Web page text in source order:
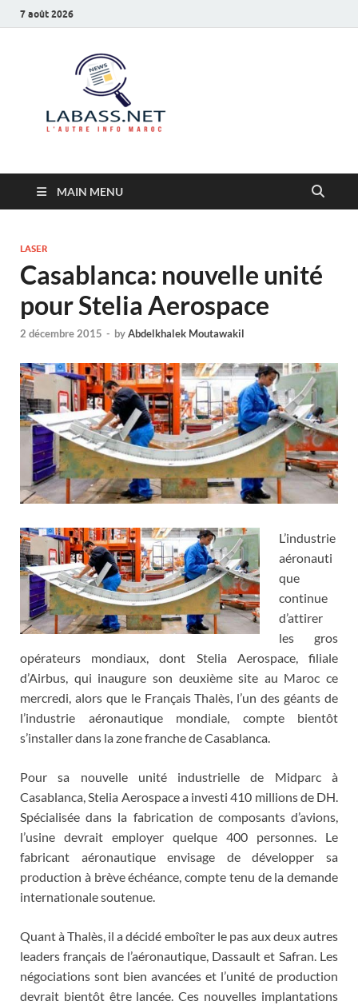
7 août 2026
MAIN MENU
LASER
Casablanca: nouvelle unité
pour Stelia Aerospace
2 décembre 2015 - byAbdelkhalek Moutawakil
L’industrie
aéronauti
que
continue
d’attirer
les gros
opérateurs mondiaux, dont Stelia Aerospace, filiale
d’Airbus, qui inaugure son deuxième site au Maroc ce
mercredi, alors que le Français Thalès, l’un des géants de
l’industrie aéronautique mondiale, compte bientôt
s’installer dans la zone franche de Casablanca.
Pour sa nouvelle unité industrielle de Midparc à
Casablanca, Stelia Aerospace a investi 410 millions de DH.
Spécialisée dans la fabrication de composants d’avions,
l’usine devrait employer quelque 400 personnes. Le
fabricant aéronautique envisage de développer sa
production à brève échéance, compte tenu de la demande
internationale soutenue.
Quant à Thalès, il a décidé emboîter le pas aux deux autres
leaders français de l’aéronautique, Dassault et Safran. Les
négociations sont bien avancées et l’unité de production
devrait bientôt être lancée. Ces nouvelles implantations